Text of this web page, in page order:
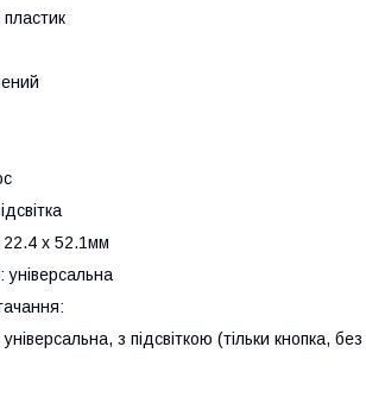
22.4 x 52.1мм
універсальна
з підсвіткою (тільки кнопка,